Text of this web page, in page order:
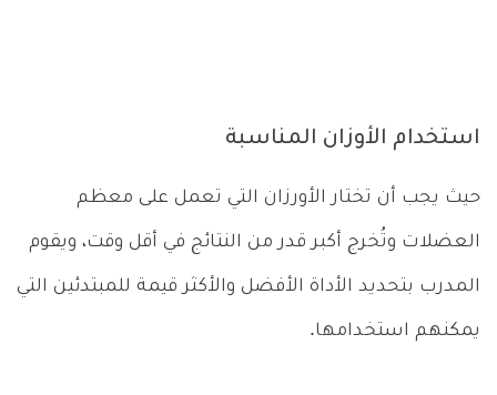
استخدام الأوزان المناسبة
حيث يجب أن تختار الأورزان التي تعمل على معظم
العضلات وتُخرج أكبر قدر من النتائج في أقل وقت، ويقوم
المدرب بتحديد الأداة الأفضل والأكثر قيمة للمبتدئين التي
يمكنهم استخدامها.